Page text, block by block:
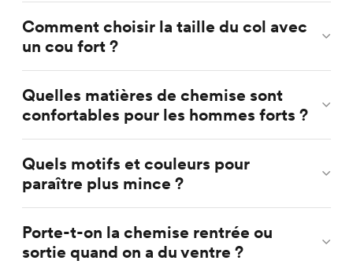
Comment choisir la taille du col avec
un cou fort ?
Quelles matières de chemise sont
confortables pour les hommes forts ?
Quels motifs et couleurs pour
paraître plus mince ?
Porte-t-on la chemise rentrée ou
sortie quand on a du ventre ?